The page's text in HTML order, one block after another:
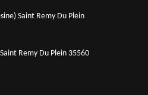
Saint Remy Du Plein
Remy Du Plein 35560